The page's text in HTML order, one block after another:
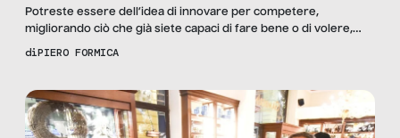
Potreste essere dell’idea di innovare per competere,
migliorando ciò che già siete capaci di fare bene o di volere,
invece, cambiare le regole del gioco per fare cose nuove in
piccolo colpetto che riesce a spostare grandi […]
diPIERO FORMICA